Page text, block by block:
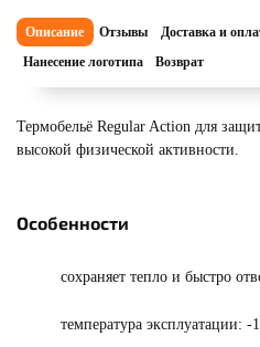
Описание Отзывы Доставка и
Нанесение логотипа
Возврат
Термобельё Regular Action для
высокой физической активности.
Особенности
сохраняет тепло и быстро
температура эксплуатации: -